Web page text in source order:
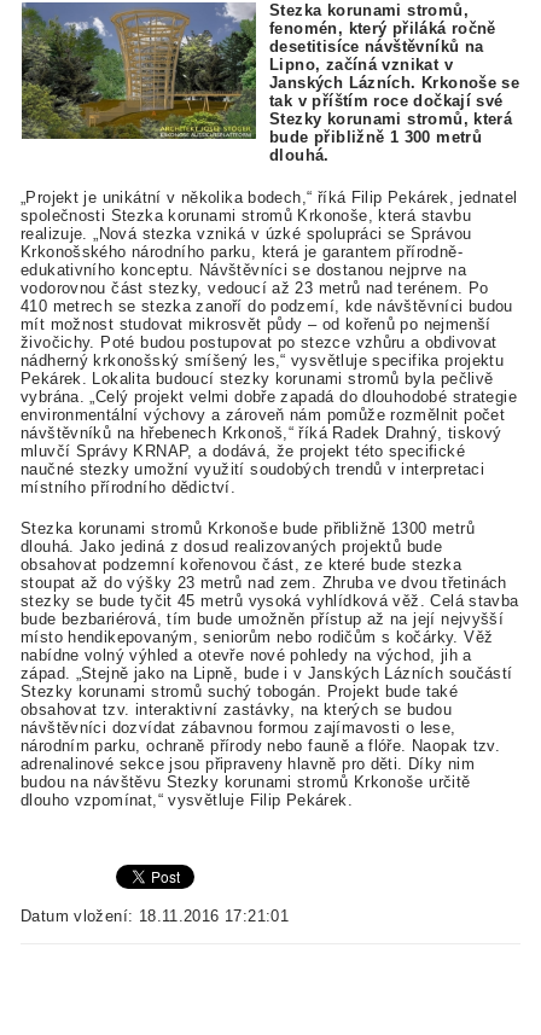
Stezka korunami stromů,
fenomén, který přiláká ročně
desetitisíce návštěvníků na
Lipno, začíná vznikat v
Janských Lázních. Krkonoše se
tak v příštím roce dočkají své
Stezky korunami stromů, která
bude přibližně 1 300 metrů
dlouhá.
„Projekt je unikátní v několika bodech,“ říká Filip Pekárek, jednatel
společnosti Stezka korunami stromů Krkonoše, která stavbu
realizuje. „Nová stezka vzniká v úzké spolupráci se Správou
Krkonošského národního parku, která je garantem přírodně-
edukativního konceptu. Návštěvníci se dostanou nejprve na
vodorovnou část stezky, vedoucí až 23 metrů nad terénem. Po
410 metrech se stezka zanoří do podzemí, kde návštěvníci budou
mít možnost studovat mikrosvět půdy – od kořenů po nejmenší
živočichy. Poté budou postupovat po stezce vzhůru a obdivovat
nádherný krkonošský smíšený les,“ vysvětluje specifika projektu
Pekárek. Lokalita budoucí stezky korunami stromů byla pečlivě
vybrána. „Celý projekt velmi dobře zapadá do dlouhodobé strategie
environmentální výchovy a zároveň nám pomůže rozmělnit počet
návštěvníků na hřebenech Krkonoš,“ říká Radek Drahný, tiskový
mluvčí Správy KRNAP, a dodává, že projekt této specifické
naučné stezky umožní využití soudobých trendů v interpretaci
místního přírodního dědictví.
Stezka korunami stromů Krkonoše bude přibližně 1300 metrů
dlouhá. Jako jediná z dosud realizovaných projektů bude
obsahovat podzemní kořenovou část, ze které bude stezka
stoupat až do výšky 23 metrů nad zem. Zhruba ve dvou třetinách
stezky se bude tyčit 45 metrů vysoká vyhlídková věž. Celá stavba
bude bezbariérová, tím bude umožněn přístup až na její nejvyšší
místo hendikepovaným, seniorům nebo rodičům s kočárky. Věž
nabídne volný výhled a otevře nové pohledy na východ, jih a
západ. „Stejně jako na Lipně, bude i v Janských Lázních součástí
Stezky korunami stromů suchý tobogán. Projekt bude také
obsahovat tzv. interaktivní zastávky, na kterých se budou
návštěvníci dozvídat zábavnou formou zajímavosti o lese,
národním parku, ochraně přírody nebo fauně a flóře. Naopak tzv.
adrenalinové sekce jsou připraveny hlavně pro děti. Díky nim
budou na návštěvu Stezky korunami stromů Krkonoše určitě
dlouho vzpomínat,“ vysvětluje Filip Pekárek.
Datum vložení: 18.11.2016 17:21:01